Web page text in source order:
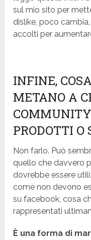
sul mio sito per
dislike, poco
accolti per
INFINE,
METANO A
PRODOTTI O
Non farlo. Può
quello che davvero
dovrebbe essere
come non devono
su facebook, cosa
rappresentati
È una forma di